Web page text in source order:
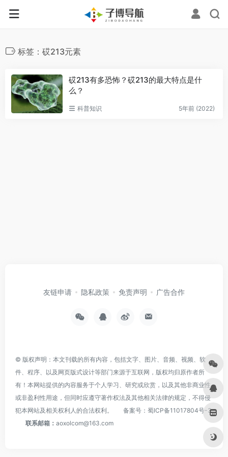
标签：砹213元素
砹213有多恐怖？砹213的最大特点是什
么？
科普知识 5年前 (2022)
友链申请 隐私政策 免责声明 广告合作
© 版权声明：本文刊载的所有内容，包括文字、图片、音频、视频、软
件、程序、以及网页版式设计等部门来源于互联网，版权均归原作者所
有！本网站提供的内容服务于个人学习、研究或欣赏，以及其他非商业性
或非盈利性用途，但同时应遵守著作权法及其他相关法律的规定，不得侵
犯本网站及相关权利人的合法权利。
备案号： 蜀ICP备11017804号-3
联系邮箱： aoxolcom@163.com